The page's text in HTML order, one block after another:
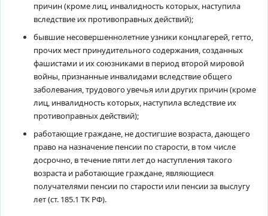
причин (кроме лиц, инвалидность которых, наступила
вследствие их противоправных действий);
бывшие несовершеннолетние узники концлагерей, гетто,
прочих мест принудительного содержания, созданных
фашистами и их союзниками в период второй мировой
войны, признанные инвалидами вследствие общего
заболевания, трудового увечья или других причин (кроме
лиц, инвалидность которых, наступила вследствие их
противоправных действий);
работающие граждане, не достигшие возраста, дающего
право на назначение пенсии по старости, в том числе
досрочно, в течение пяти лет до наступления такого
возраста и работающие граждане, являющиеся
получателями пенсии по старости или пенсии за выслугу
лет (ст. 185.1 ТК РФ).